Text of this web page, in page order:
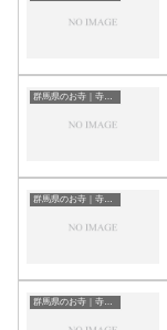
群馬県のお寺｜寺院一覧
群馬県のお寺｜寺院一覧
群馬県のお寺｜寺院一覧